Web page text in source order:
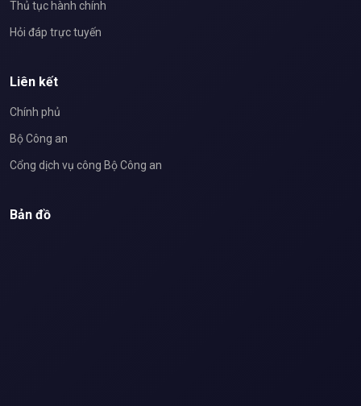
Thủ tục hành chính
Hỏi đáp trực tuyến
Liên kết
Chính phủ
Bộ Công an
Cổng dịch vụ công Bộ Công an
Bản đồ